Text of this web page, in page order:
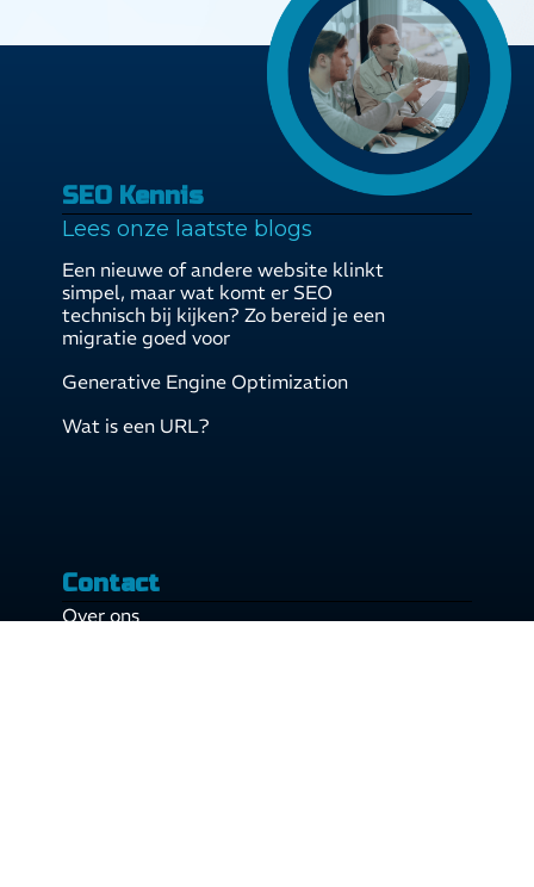
SEO Kennis
Lees onze laatste blogs
Een nieuwe of andere website klinkt
simpel, maar wat komt er SEO
technisch bij kijken? Zo bereid je een
migratie goed voor
Generative Engine Optimization
Wat is een URL?
Contact
Over ons